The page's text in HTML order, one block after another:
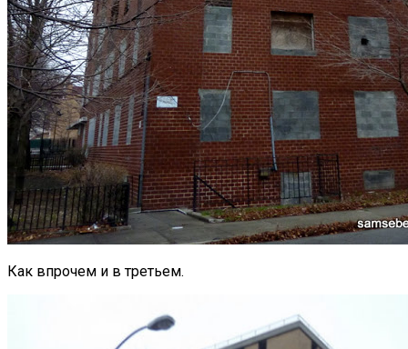
Как впрочем и в третьем.